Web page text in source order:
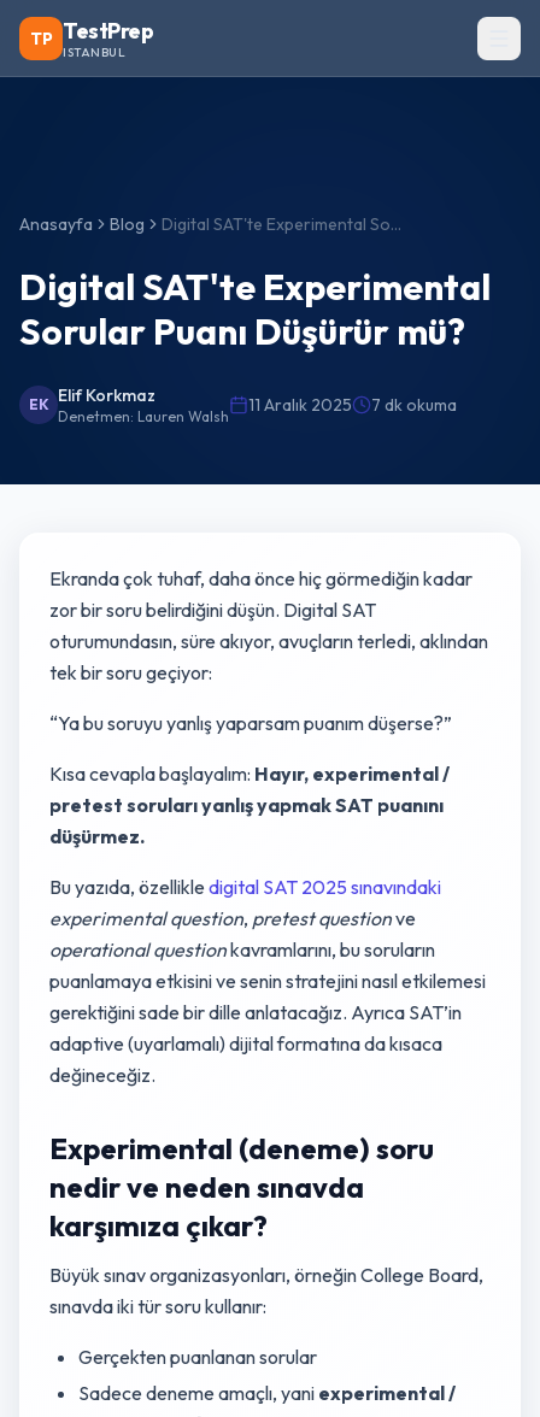
TP TestPrep
ISTANBUL
Anasayfa Blog Digital SAT'te Experimental Sorular Puanı Düşürür mü?
Digital SAT'te Experimental
Sorular Puanı Düşürür mü?
EK Elif Korkmaz
Denetmen: Lauren Walsh
11 Aralık 2025 7 dk okuma
Ekranda çok tuhaf, daha önce hiç görmediğin kadar
zor bir soru belirdiğini düşün. Digital SAT
oturumundasın, süre akıyor, avuçların terledi, aklından
tek bir soru geçiyor:
“Ya bu soruyu yanlış yaparsam puanım düşerse?”
Kısa cevapla başlayalım: Hayır, experimental /
pretest soruları yanlış yapmak SAT puanını
düşürmez.
Bu yazıda, özellikledigital SAT 2025 sınavındaki
experimental question, pretest questionve
operational questionkavramlarını, bu soruların
puanlamaya etkisini ve senin stratejini nasıl etkilemesi
gerektiğini sade bir dille anlatacağız. Ayrıca SAT’in
adaptive (uyarlamalı) dijital formatına da kısaca
değineceğiz.
Experimental (deneme) soru
nedir ve neden sınavda
karşımıza çıkar?
Büyük sınav organizasyonları, örneğin College Board,
sınavda iki tür soru kullanır:
Gerçekten puanlanan sorular
Sadece deneme amaçlı, yani experimental /